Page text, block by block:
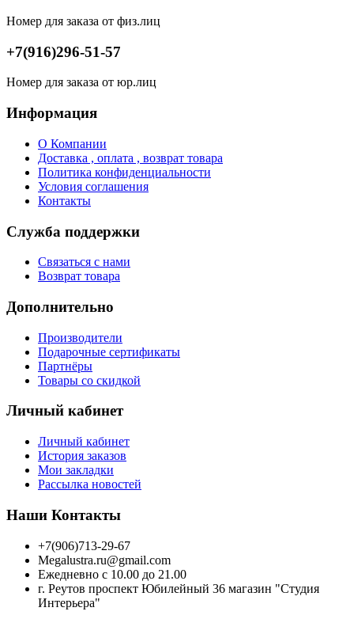
Номер для заказа от физ.лиц
+7(916)296-51-57
Номер для заказа от юр.лиц
Информация
О Компании
Доставка , оплата , возврат товара
Политика конфиденциальности
Условия соглашения
Контакты
Служба поддержки
Связаться с нами
Возврат товара
Дополнительно
Производители
Подарочные сертификаты
Партнёры
Товары со скидкой
Личный кабинет
Личный кабинет
История заказов
Мои закладки
Рассылка новостей
Наши Контакты
+7(906)713-29-67
Megalustra.ru@gmail.com
Ежедневно с 10.00 до 21.00
г. Реутов проспект Юбилейный 36 магазин "Студия
Интерьера"